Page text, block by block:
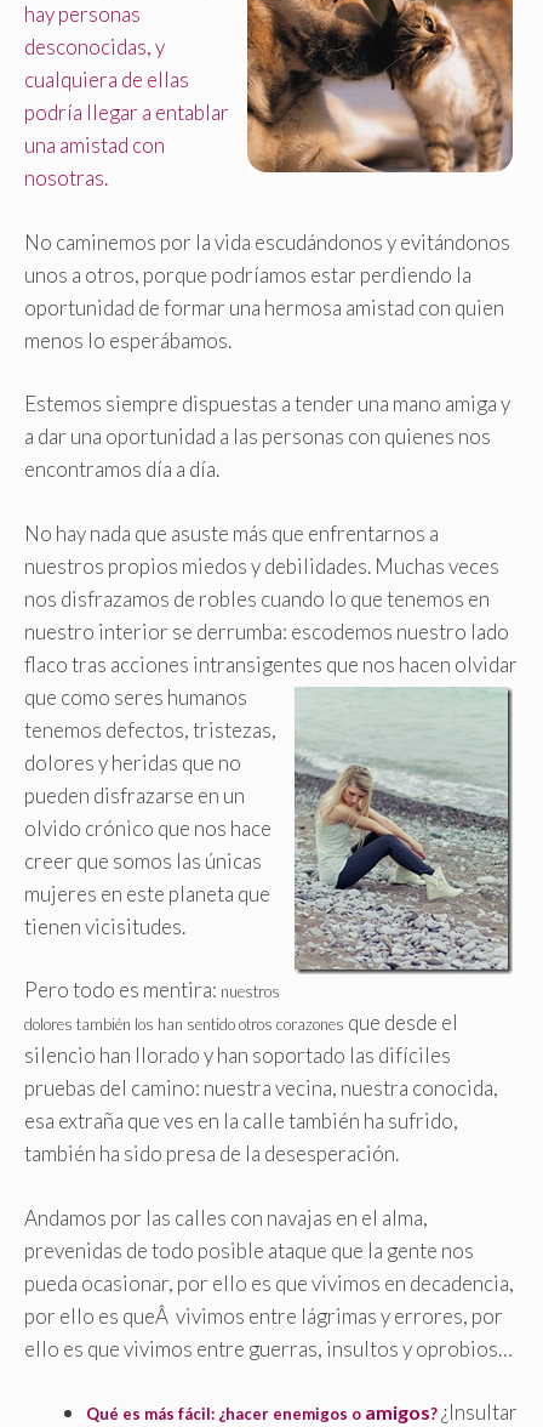
hay personas
desconocidas, y
cualquiera de ellas
podría llegar a entablar
una amistad con
nosotras.
No caminemos por la vida escudándonos y evitándonos
unos a otros, porque podríamos estar perdiendo la
oportunidad de formar una hermosa amistad con quien
menos lo esperábamos.
Estemos siempre dispuestas a tender una mano amiga y
a dar una oportunidad a las personas con quienes nos
encontramos día a día.
No hay nada que asuste más que enfrentarnos a
nuestros propios miedos y debilidades. Muchas veces
nos disfrazamos de robles cuando lo que tenemos en
nuestro interior se derrumba: escodemos nuestro lado
flaco tras acciones intransigentes que nos hacen olvidar
que como seres humanos
tenemos defectos, tristezas,
dolores y heridas que no
pueden disfrazarse en un
olvido crónico que nos hace
creer que somos las únicas
mujeres en este planeta que
tienen vicisitudes.
Pero todo es mentira: nuestros
dolores también los han sentido otros corazones que desde el
silencio han llorado y han soportado las difíciles
pruebas del camino: nuestra vecina, nuestra conocida,
esa extraña que ves en la calle también ha sufrido,
también ha sido presa de la desesperación.
Andamos por las calles con navajas en el alma,
prevenidas de todo posible ataque que la gente nos
pueda ocasionar, por ello es que vivimos en decadencia,
por ello es queÂ vivimos entre lágrimas y errores, por
ello es que vivimos entre guerras, insultos y oprobios…
Qué es más fácil: ¿hacer enemigos o amigos?¿Insultar